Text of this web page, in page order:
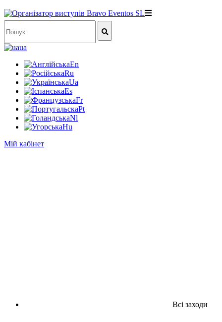
ua
En
Ru
Ua
Es
Fr
Pt
Nl
Hu
Мій кабінет
Всі заходи